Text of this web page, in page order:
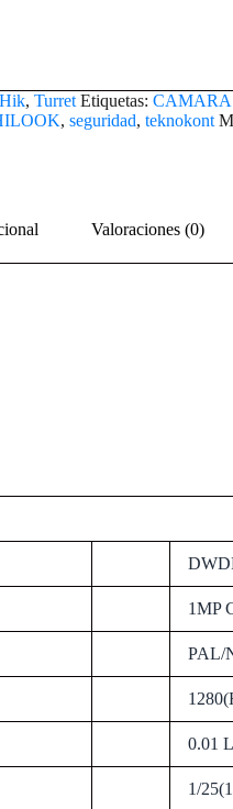
, Turret Etiquetas: CAMARA
, seguridad, teknokont
Valoraciones (0)
1MP
PAL/
0.01
1/